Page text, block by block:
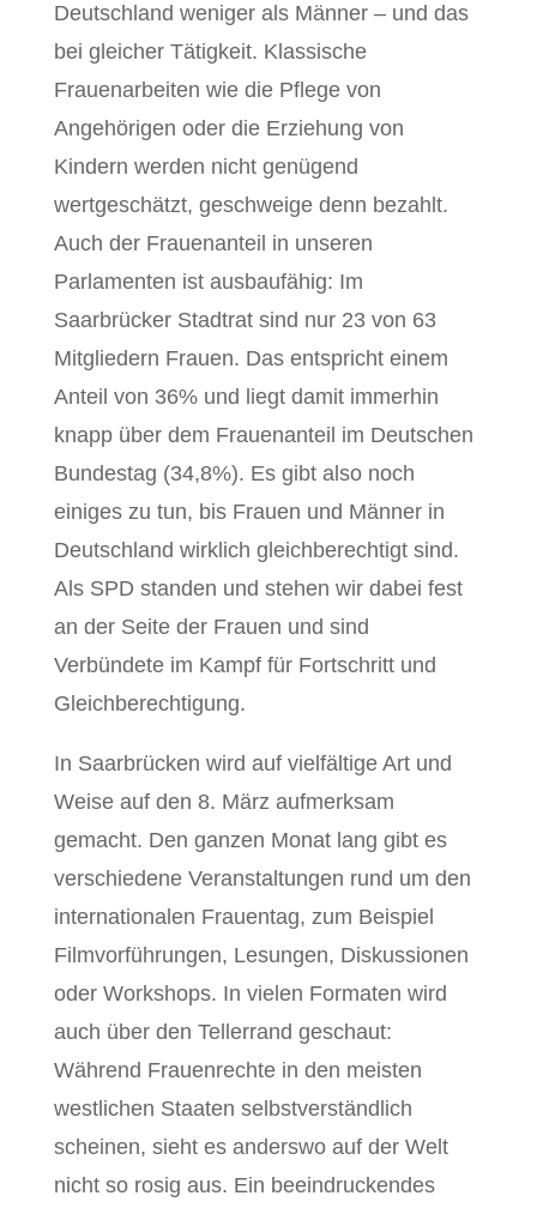
Deutschland weniger als Männer – und das
bei gleicher Tätigkeit. Klassische
Frauenarbeiten wie die Pflege von
Angehörigen oder die Erziehung von
Kindern werden nicht genügend
wertgeschätzt, geschweige denn bezahlt.
Auch der Frauenanteil in unseren
Parlamenten ist ausbaufähig: Im
Saarbrücker Stadtrat sind nur 23 von 63
Mitgliedern Frauen. Das entspricht einem
Anteil von 36% und liegt damit immerhin
knapp über dem Frauenanteil im Deutschen
Bundestag (34,8%). Es gibt also noch
einiges zu tun, bis Frauen und Männer in
Deutschland wirklich gleichberechtigt sind.
Als SPD standen und stehen wir dabei fest
an der Seite der Frauen und sind
Verbündete im Kampf für Fortschritt und
Gleichberechtigung.
In Saarbrücken wird auf vielfältige Art und
Weise auf den 8. März aufmerksam
gemacht. Den ganzen Monat lang gibt es
verschiedene Veranstaltungen rund um den
internationalen Frauentag, zum Beispiel
Filmvorführungen, Lesungen, Diskussionen
oder Workshops. In vielen Formaten wird
auch über den Tellerrand geschaut:
Während Frauenrechte in den meisten
westlichen Staaten selbstverständlich
scheinen, sieht es anderswo auf der Welt
nicht so rosig aus. Ein beeindruckendes